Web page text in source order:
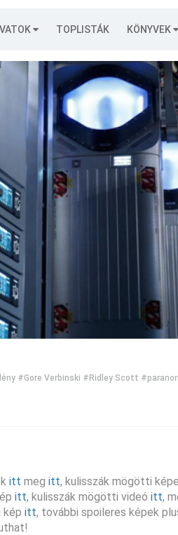
TOPLISTÁK KÖNYVEK
#Gore Verbinski #Ridley Scott
itt meg itt, kulisszák mögötti
itt, kulisszák mögötti videó itt,
kép itt, további spoileres képek